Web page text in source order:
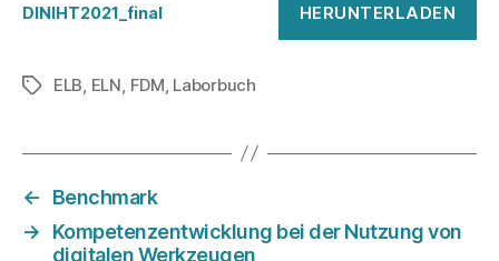
DINIHT2021_final HERUNTERLADEN
Schlagwörter
ELB, ELN, FDM, Laborbuch
←
Benchmark
→
Kompetenzentwicklung bei der Nutzung von
digitalen Werkzeugen